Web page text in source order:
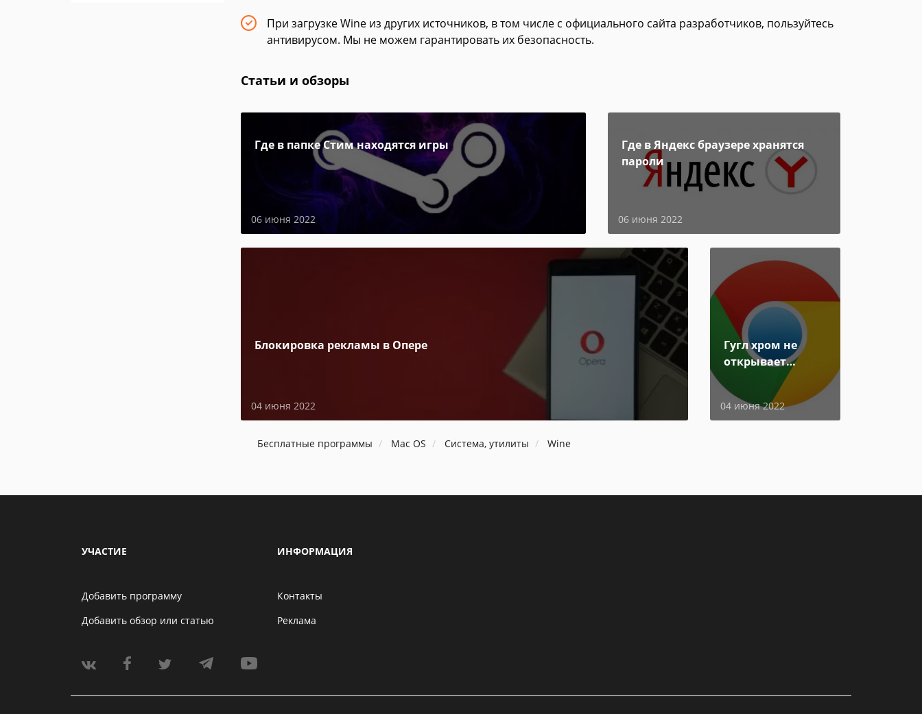
При загрузке Wine из других источников, в том числе с официального сайта разработчиков, пользуйтесь
антивирусом. Мы не можем гарантировать их безопасность.
Статьи и обзоры
Где в папке Стим находятся игры
06 июня 2022
Где в Яндекс браузере хранятся
пароли
06 июня 2022
Блокировка рекламы в Опере
04 июня 2022
Гугл хром не
открывает
04 июня 2022
Бесплатные программы Mac OS Система, утилиты Wine
УЧАСТИЕ
Добавить программу
Добавить обзор или статью
ИНФОРМАЦИЯ
Контакты
Реклама